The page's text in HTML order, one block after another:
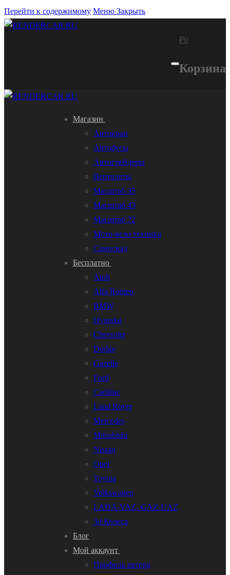
Перейти к содержимому Меню Закрыть
₽0
Корзина
Магазин
Автокран
Автобусы
Автогрейдеры
Вертолеты
Масштаб 35
Масштаб 43
Масштаб 72
Мото-вело техника
Самосвал
Бесплатно
Audi
Alfa Romeo
BMW
Hyundai
Chevrolet
Dodge
Gazelle
Ford
Cadillac
Land Rover
Mercedes
Mitsubishi
Nissan
Opel
Toyota
Volkswagen
LADA-VAZ- GAZ-UAZ
3d Колеса
Блог
Мой аккаунт
Профиль автора